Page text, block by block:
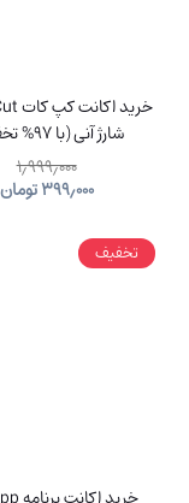
شارژ آنی (با 97% تخفیف)
۱٫۹۹۹٫۰۰۰
۳۹۹٫۰۰۰تومان
تخفیف